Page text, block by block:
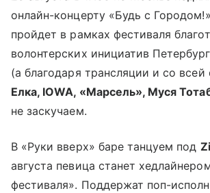
онлайн-концерту «Будь с
пройдет в рамках фестиваля
волонтерских инициатив
(а благодаря трансляции и со всей
Елка, IOWA, «Марсель», Муся
не заскучаем.
В «Руки вверх» баре танцуем под
августа певица станет
фестиваля». Поддержат поп-